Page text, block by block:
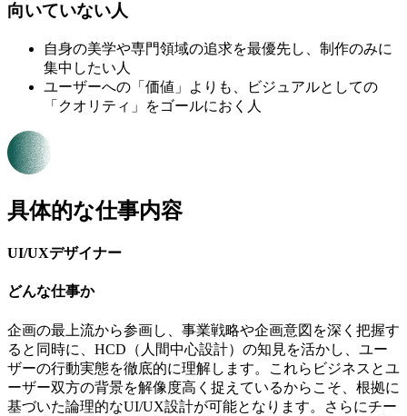
向いていない人
自身の美学や専門領域の追求を最優先し、制作のみに
集中したい人
ユーザーへの「価値」よりも、ビジュアルとしての
「クオリティ」をゴールにおく人
具体的な仕事内容
UI/UXデザイナー
どんな仕事か
企画の最上流から参画し、事業戦略や企画意図を深く把握す
ると同時に、HCD（人間中心設計）の知見を活かし、ユー
ザーの行動実態を徹底的に理解します。これらビジネスとユ
ーザー双方の背景を解像度高く捉えているからこそ、根拠に
基づいた論理的なUI/UX設計が可能となります。さらにチー